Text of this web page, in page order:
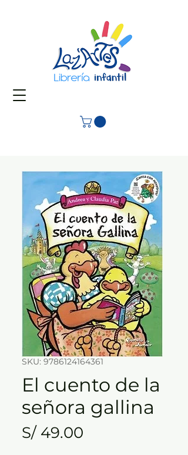
SKU: 9786124164361
El cuento de la
señora gallina
S/ 49.00